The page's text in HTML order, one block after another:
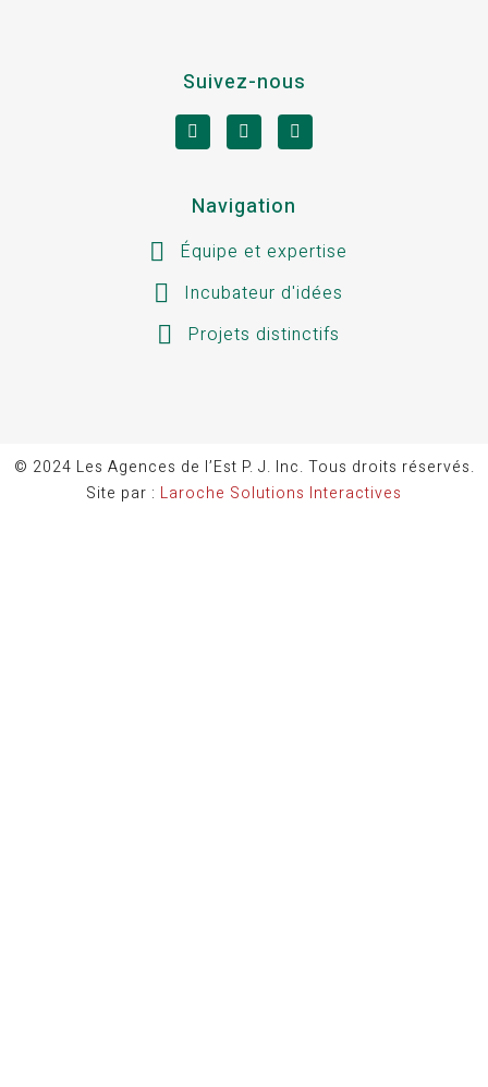
Suivez-nous
Navigation
Équipe et expertise
Incubateur d'idées
Projets distinctifs
© 2024 Les Agences de l’Est P. J. Inc. Tous droits réservés.
Site par : Laroche Solutions Interactives